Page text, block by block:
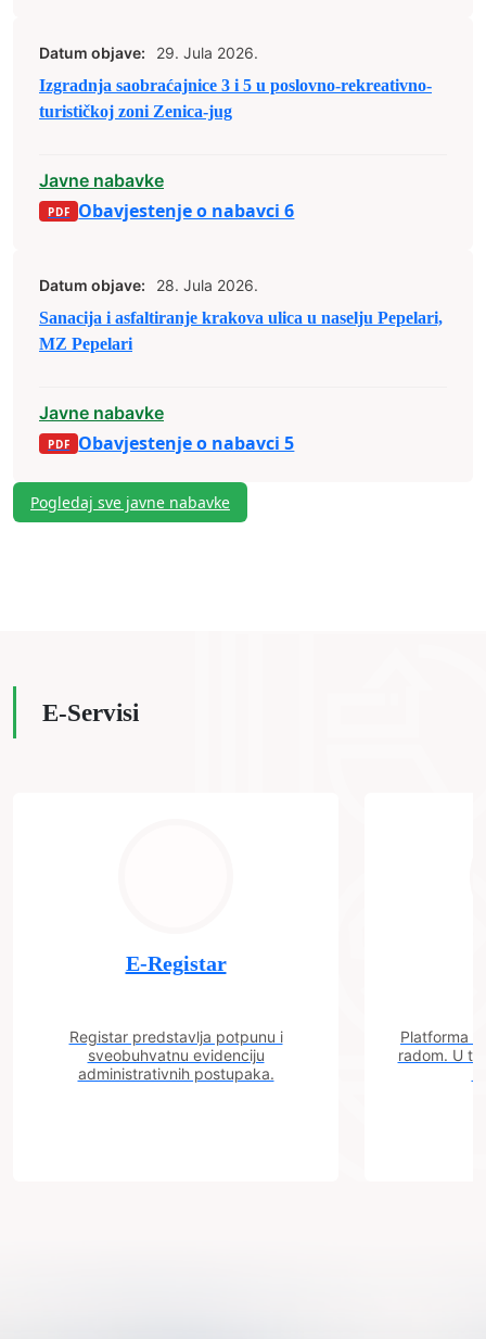
Datum objave:
29. Jula 2026.
Izgradnja saobraćajnice 3 i 5 u poslovno-rekreativno-
turističkoj zoni Zenica-jug
Javne nabavke
Obavjestenje o nabavci 6
Datum objave:
28. Jula 2026.
Sanacija i asfaltiranje krakova ulica u naselju Pepelari,
MZ Pepelari
Javne nabavke
Obavjestenje o nabavci 5
Pogledaj sve javne nabavke
E-Servisi
E-Registar
Registar predstavlja potpunu i
sveobuhvatnu evidenciju
administrativnih postupaka.
Platforma
radom. U